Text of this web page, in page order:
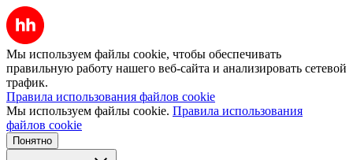
Мы используем файлы cookie, чтобы обеспечивать
правильную работу нашего веб-сайта и анализировать сетевой
трафик.
Правила использования файлов cookie
Мы используем файлы cookie. Правила использования
файлов cookie
Понятно